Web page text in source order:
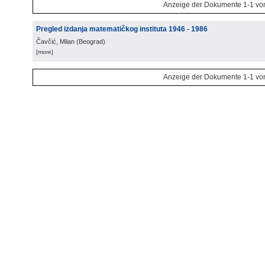
Anzeige der Dokumente 1-1
Pregled izdanja matematičkog instituta 1946 - 1986
Čavčić, Milan (Beograd)
[more]
Anzeige der Dokumente 1-1